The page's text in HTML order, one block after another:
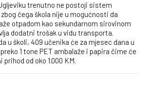
trenutno ne postoji sistem
čega škola nije u mogućnosti da
otpadom kao sekundarnom sirovinom
dodatni trošak u vidu transporta.
u školi, 409 učenika će za mjesec dana u
1 tone PET ambalaže i papira čime će
od oko 1.000 KM.